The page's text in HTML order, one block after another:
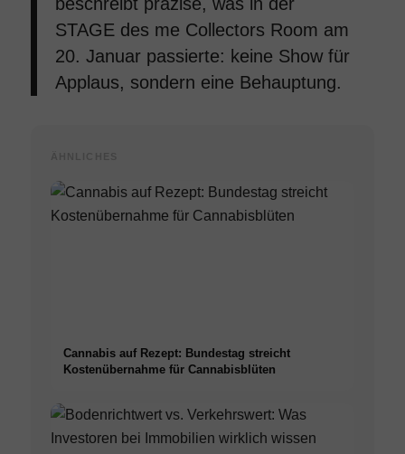
STAGE des me Collectors Room am
20. Januar passierte: keine Show für
Applaus, sondern eine Behauptung.
Cannabis auf Rezept: Bundestag streicht
Kostenübernahme für Cannabisblüten